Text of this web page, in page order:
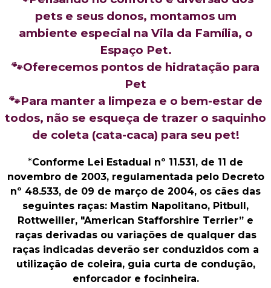
pets e seus donos, montamos um
ambiente especial na Vila da Família, o
Espaço Pet.
🐾Oferecemos pontos de hidratação para
Pet
🐾Para manter a limpeza e o bem-estar de
todos, não se esqueça de trazer o saquinho
de coleta (cata-caca) para seu pet!
*Conforme Lei Estadual nº 11.531, de 11 de
novembro de 2003, regulamentada pelo Decreto
nº 48.533, de 09 de março de 2004, os cães das
seguintes raças: Mastim Napolitano, Pitbull,
Rottweiller, "American Stafforshire Terrier” e
raças derivadas ou variações de qualquer das
raças indicadas deverão ser conduzidos com a
utilização de coleira, guia curta de condução,
enforcador e focinheira.